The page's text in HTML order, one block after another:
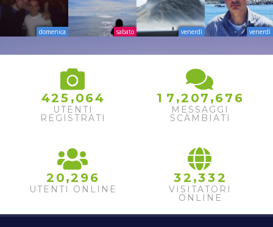
domenica sabato venerdì venerdì
425 ,064
UTENTI
REGISTRATI
1 7 ,2 07 ,67 6
MESSAGGI
SCAMBIATI
2 0,2 96
UTENTI ONLINE
32 ,332
VISITATORI
ONLINE